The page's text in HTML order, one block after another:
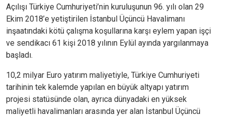
Açılışı Türkiye Cumhuriyeti’nin kuruluşunun 96. yılı olan 29
Ekim 2018’e yetiştirilen İstanbul Üçüncü Havalimanı
inşaatındaki kötü çalışma koşullarına karşı eylem yapan işçi
ve sendikacı 61 kişi 2018 yılının Eylül ayında yargılanmaya
başladı.
10,2 milyar Euro yatırım maliyetiyle, Türkiye Cumhuriyeti
tarihinin tek kalemde yapılan en büyük altyapı yatırım
projesi statüsünde olan, ayrıca dünyadaki en yüksek
maliyetli havalimanları arasında yer alan İstanbul Üçüncü